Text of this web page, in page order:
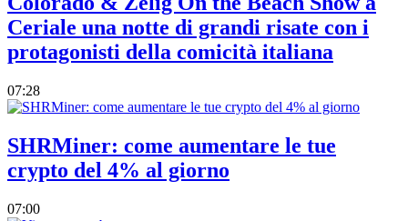
Ceriale una notte di grandi risate con i
protagonisti della comicità italiana
07:28
SHRMiner: come aumentare le tue
crypto del 4% al giorno
07:00